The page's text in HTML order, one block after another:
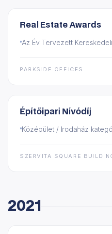
Real Estate Awards
Az Év Tervezett
PARKSIDE OFFICES
Építőipari Nívódíj
Középület / Irodaház
SZERVITA SQUARE
2021